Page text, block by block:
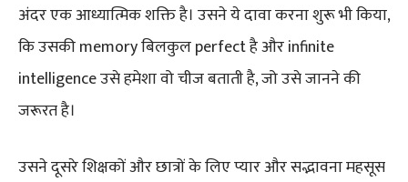
अंदर एक आध्यात्मिक शक्ति है। उसने ये दावा करना शुरू भी किया,
कि उसकी memory बिलकुल perfect है और infinite
intelligence उसे हमेशा वो चीज बताती है, जो उसे जानने की
जरूरत है।
उसने दूसरे शिक्षकों और छात्रों के लिए प्यार और सद्भावना महसूस